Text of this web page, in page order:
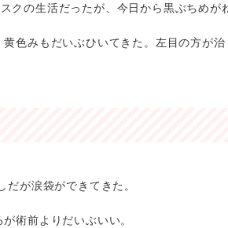
クの生活だったが、今日から黒ぶちめが
色みもだいぶひいてきた。左目の方が
が涙袋ができてきた。
術前よりだいぶいい。